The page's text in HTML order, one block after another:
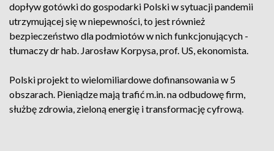
dopływ gotówki do gospodarki Polski w sytuacji pandemii
utrzymującej się w niepewności, to jest również
bezpieczeństwo dla podmiotów w nich funkcjonujących -
tłumaczy dr hab. Jarosław Korpysa, prof. US, ekonomista.
Polski projekt to wielomiliardowe dofinansowania w 5
obszarach. Pieniądze mają trafić m.in. na odbudowę firm,
służbę zdrowia, zieloną energię i transformację cyfrową.